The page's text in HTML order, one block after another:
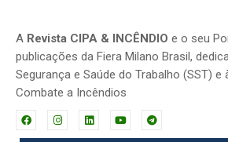
A Revista CIPA & INCÊNDIO e o seu
publicações da Fiera Milano Brasil,
Segurança e Saúde do Trabalho (SST) e
Combate a Incêndios